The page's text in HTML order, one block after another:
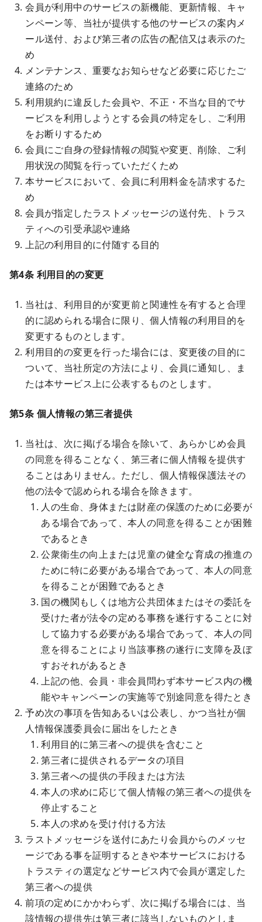
会員が利用中のサービスの新機能、更新情報、キャ
ンペーン等、当社が提供する他のサービスの案内メ
ール送付、および第三者の広告の配信又は表示のた
め
メンテナンス、重要なお知らせなど必要に応じたご
連絡のため
利用規約に違反した会員や、不正・不当な目的でサ
ービスを利用しようとする会員の特定をし、ご利用
をお断りするため
会員にご自身の登録情報の閲覧や変更、削除、ご利
用状況の閲覧を行っていただくため
本サービスにおいて、会員に利用料金を請求するた
め
会員が指定したラストメッセージの送付先、トラス
ティへの引受承認や連絡
上記の利用目的に付随する目的
第4条 利用目的の変更
当社は、利用目的が変更前と関連性を有すると合理
的に認められる場合に限り、個人情報の利用目的を
変更するものとします。
利用目的の変更を行った場合には、変更後の目的に
ついて、当社所定の方法により、会員に通知し、ま
たは本サービス上に公表するものとします。
第5条 個人情報の第三者提供
当社は、次に掲げる場合を除いて、あらかじめ会員
の同意を得ることなく、第三者に個人情報を提供す
ることはありません。ただし、個人情報保護法その
他の法令で認められる場合を除きます。
人の生命、身体または財産の保護のために必要が
ある場合であって、本人の同意を得ることが困難
であるとき
公衆衛生の向上または児童の健全な育成の推進の
ために特に必要がある場合であって、本人の同意
を得ることが困難であるとき
国の機関もしくは地方公共団体またはその委託を
受けた者が法令の定める事務を遂行することに対
して協力する必要がある場合であって、本人の同
意を得ることにより当該事務の遂行に支障を及ぼ
すおそれがあるとき
上記の他、会員・非会員問わず本サービス内の機
能やキャンペーンの実施等で別途同意を得たとき
予め次の事項を告知あるいは公表し、かつ当社が個
人情報保護委員会に届出をしたとき
利用目的に第三者への提供を含むこと
第三者に提供されるデータの項目
第三者への提供の手段または方法
本人の求めに応じて個人情報の第三者への提供を
停止すること
本人の求めを受け付ける方法
ラストメッセージを送付にあたり会員からのメッセ
ージである事を証明するときや本サービスにおける
トラスティの選定などサービス内で会員が選定した
第三者への提供
前項の定めにかかわらず、次に掲げる場合には、当
該情報の提供先は第三者に該当しないものとしま